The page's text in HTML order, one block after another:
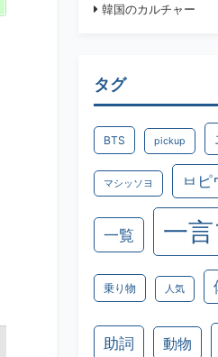
韓国のカルチャー
タグ
BTS pickup
マシッソヨ ㅂピ
一覧 一
乗り物 人気
助詞 動物